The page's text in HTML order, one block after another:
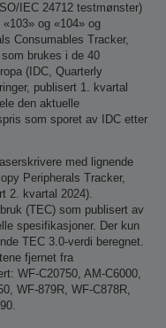
IEC 24712 testmønster)
og «104» og
Consumables Tracker,
brukes i de 40
(IDC, Quarterly
publisert 1. kvartal
den aktuelle
som sporet av IDC etter
med lignende
Peripherals Tracker,
2. kvartal 2024).
(TEC) som publisert av
spesifikasjoner. Der kun
TEC 3.0-verdi beregnet.
fjernet fra
WF-C20750, AM-C6000,
WF-879R, WF-C878R,